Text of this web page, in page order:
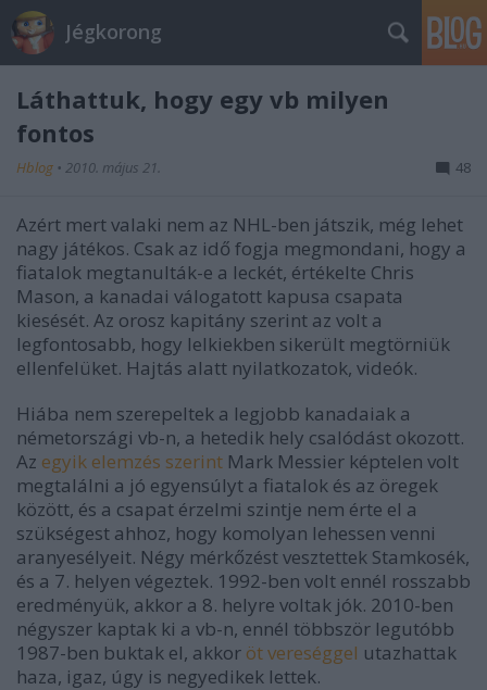
Jégkorong
Láthattuk, hogy egy vb milyen
fontos
Hblog • 2010. május 21. 48
Azért mert valaki nem az NHL-ben játszik, még lehet
nagy játékos. Csak az idő fogja megmondani, hogy a
fiatalok megtanulták-e a leckét, értékelte Chris
Mason, a kanadai válogatott kapusa csapata
kiesését. Az orosz kapitány szerint az volt a
legfontosabb, hogy lelkiekben sikerült megtörniük
ellenfelüket. Hajtás alatt nyilatkozatok, videók.
Hiába nem szerepeltek a legjobb kanadaiak a
németországi vb-n, a hetedik hely csalódást okozott.
Az egyik elemzés szerint Mark Messier képtelen volt
megtalálni a jó egyensúlyt a fiatalok és az öregek
között, és a csapat érzelmi szintje nem érte el a
szükségest ahhoz, hogy komolyan lehessen venni
aranyesélyeit. Négy mérkőzést vesztettek Stamkosék,
és a 7. helyen végeztek. 1992-ben volt ennél rosszabb
eredményük, akkor a 8. helyre voltak jók. 2010-ben
négyszer kaptak ki a vb-n, ennél többször legutóbb
1987-ben buktak el, akkor öt vereséggel utazhattak
haza, igaz, úgy is negyedikek lettek.